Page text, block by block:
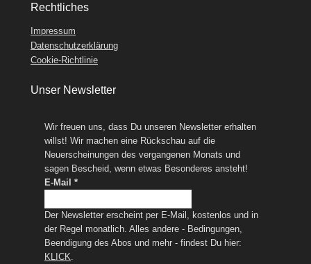
Rechtliches
Impressum
Datenschutzerklärung
Cookie-Richtlinie
Unser Newsletter
Wir freuen uns, dass Du unseren Newsletter erhalten
willst! Wir machen eine Rückschau auf die
Neuerscheinungen des vergangenen Monats und
sagen Bescheid, wenn etwas Besonderes ansteht!
E-Mail *
Der Newsletter erscheint per E-Mail, kostenlos und in
der Regel monatlich. Alles andere - Bedingungen,
Beendigung des Abos und mehr - findest Du hier:
KLICK.